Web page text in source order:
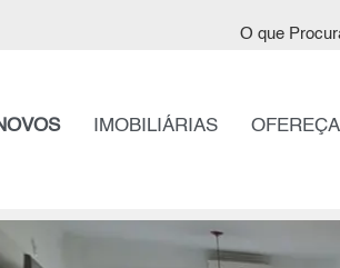
O que
IMOBILIÁRIAS